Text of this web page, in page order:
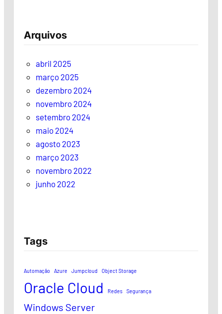
Arquivos
abril 2025
março 2025
dezembro 2024
novembro 2024
setembro 2024
maio 2024
agosto 2023
março 2023
novembro 2022
junho 2022
Tags
Automação Azure Jumpcloud Object Storage
Oracle Cloud Redes Segurança
Windows Server